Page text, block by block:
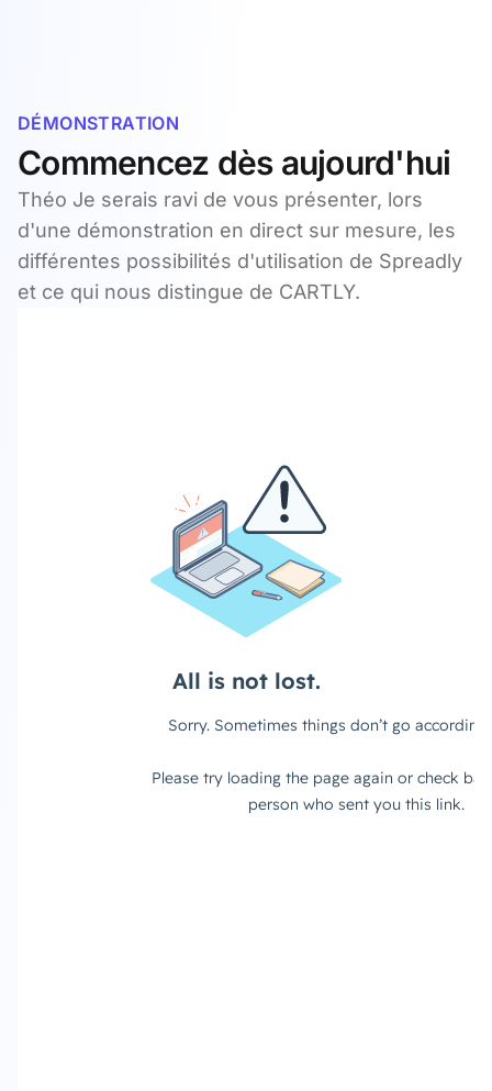
DÉMONSTRATION
Commencez dès aujourd'hui
Théo Je serais ravi de vous présenter, lors
d'une démonstration en direct sur mesure, les
différentes possibilités d'utilisation de Spreadly
et ce qui nous distingue de CARTLY.